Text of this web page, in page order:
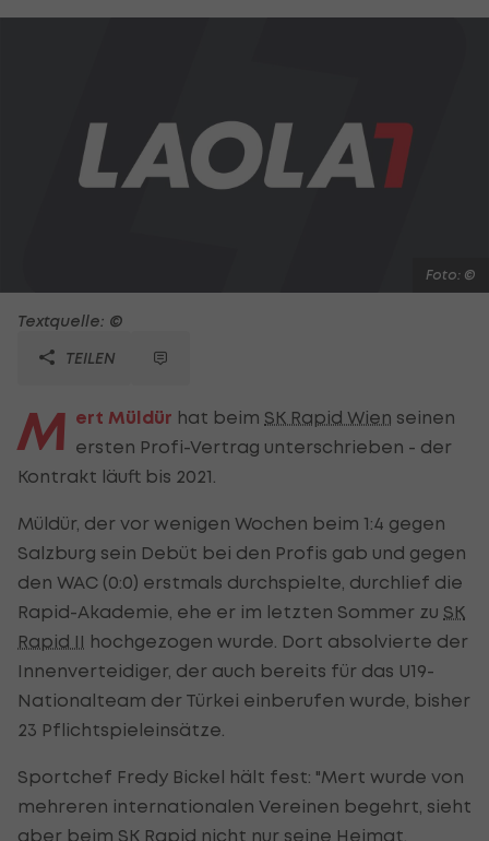
Foto: ©
Textquelle: ©
TEILEN
M ert Müldür hat beim SK Rapid Wien seinen
ersten Profi-Vertrag unterschrieben - der
Kontrakt läuft bis 2021.
Müldür, der vor wenigen Wochen beim 1:4 gegen
Salzburg sein Debüt bei den Profis gab und gegen
den WAC (0:0) erstmals durchspielte, durchlief die
Rapid-Akademie, ehe er im letzten Sommer zu SK
Rapid II hochgezogen wurde. Dort absolvierte der
Innenverteidiger, der auch bereits für das U19-
Nationalteam der Türkei einberufen wurde, bisher
23 Pflichtspieleinsätze.
Sportchef Fredy Bickel hält fest: "Mert wurde von
mehreren internationalen Vereinen begehrt, sieht
aber beim SK Rapid nicht nur seine Heimat,